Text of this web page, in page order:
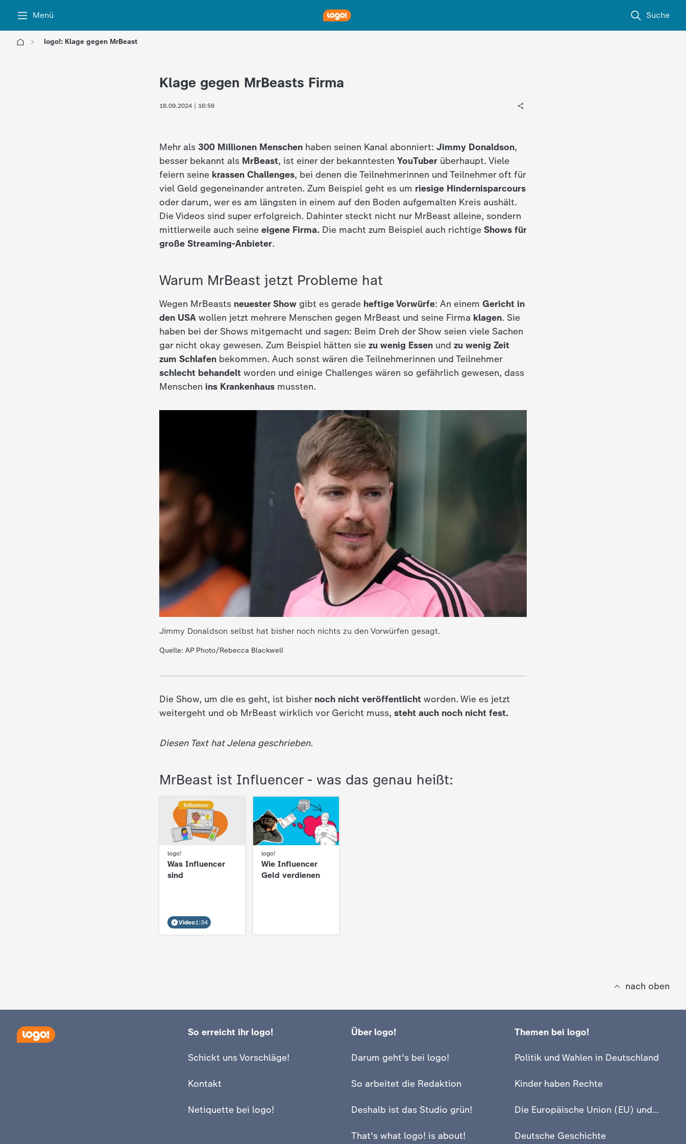
Menü Suche
logo!: Klage gegen MrBeast
Klage gegen MrBeasts Firma
18.09.2024 | 16:59
Mehr als 300 Millionen Menschen haben seinen Kanal abonniert: Jimmy Donaldson,
besser bekannt als MrBeast, ist einer der bekanntesten YouTuber überhaupt. Viele
feiern seine krassen Challenges, bei denen die Teilnehmerinnen und Teilnehmer oft für
viel Geld gegeneinander antreten. Zum Beispiel geht es um riesige Hindernisparcours
oder darum, wer es am längsten in einem auf den Boden aufgemalten Kreis aushält.
Die Videos sind super erfolgreich. Dahinter steckt nicht nur MrBeast alleine, sondern
mittlerweile auch seine eigene Firma. Die macht zum Beispiel auch richtige Shows für
große Streaming-Anbieter.
Warum MrBeast jetzt Probleme hat
Wegen MrBeasts neuester Show gibt es gerade heftige Vorwürfe: An einem Gericht in
den USA wollen jetzt mehrere Menschen gegen MrBeast und seine Firma klagen. Sie
haben bei der Shows mitgemacht und sagen: Beim Dreh der Show seien viele Sachen
gar nicht okay gewesen. Zum Beispiel hätten sie zu wenig Essen und zu wenig Zeit
zum Schlafen bekommen. Auch sonst wären die Teilnehmerinnen und Teilnehmer
schlecht behandelt worden und einige Challenges wären so gefährlich gewesen, dass
Menschen ins Krankenhaus mussten.
Jimmy Donaldson selbst hat bisher noch nichts zu den Vorwürfen gesagt.
Quelle: AP Photo/Rebecca Blackwell
Die Show, um die es geht, ist bisher noch nicht veröffentlicht worden. Wie es jetzt
weitergeht und ob MrBeast wirklich vor Gericht muss, steht auch noch nicht fest.
Diesen Text hat Jelena geschrieben.
MrBeast ist Influencer - was das genau heißt:
logo!
:
Was Influencer
sind
Video1:34
logo!
:
Wie Influencer
Geld verdienen
nach oben
So erreicht ihr logo!
Schickt uns Vorschläge!
Kontakt
Netiquette bei logo!
Über logo!
Darum geht's bei logo!
So arbeitet die Redaktion
Deshalb ist das Studio grün!
That's what logo! is about!
Themen bei logo!
Politik und Wahlen in Deutschland
Kinder haben Rechte
Die Europäische Union (EU) und Europa
Deutsche Geschichte